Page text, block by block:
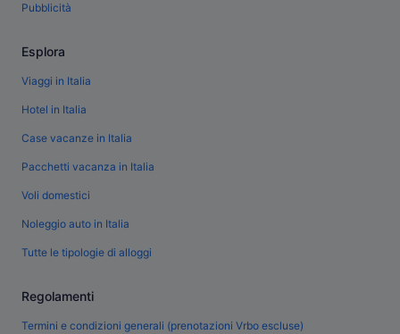
Pubblicità
Esplora
Viaggi in Italia
Hotel in Italia
Case vacanze in Italia
Pacchetti vacanza in Italia
Voli domestici
Noleggio auto in Italia
Tutte le tipologie di alloggi
Regolamenti
Termini e condizioni generali (prenotazioni Vrbo escluse)